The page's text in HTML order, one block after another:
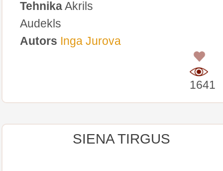
TehnikaAkrils
Audekls
Autors Inga Jurova
1641
SIENA TIRGUS